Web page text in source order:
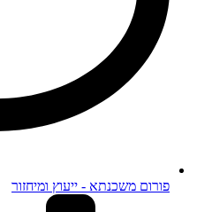
פורום משכנתא - ייעוץ ומיחזור